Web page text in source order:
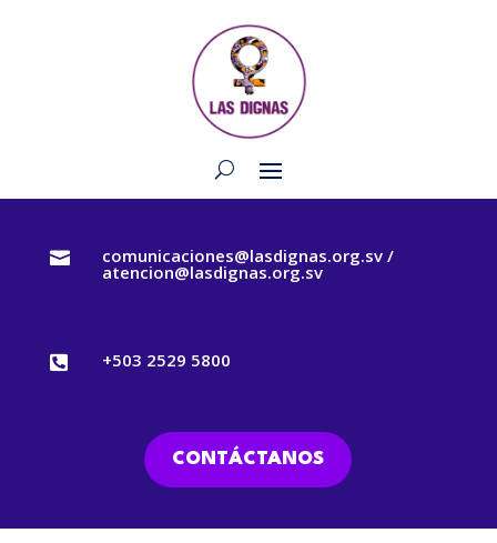
 comunicaciones@lasdignas.org.sv /
atencion@lasdignas.org.sv
 +503 2529 5800
CONTÁCTANOS